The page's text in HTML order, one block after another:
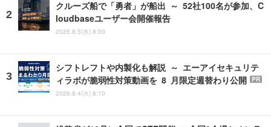
クルーズ船で「勇者」が船出 ～ 52社100名が参加、C
loudbaseユーザー会開催報告
2026.8.5(水) 8:00
シフトレフトや内製化も解説 ～ エーアイセキュリテ
ィラボが脆弱性対策動画を 8 月限定週替わり公開
PR
2026.8.4(火) 8:10